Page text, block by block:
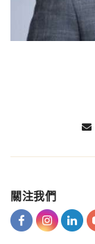
關注我們